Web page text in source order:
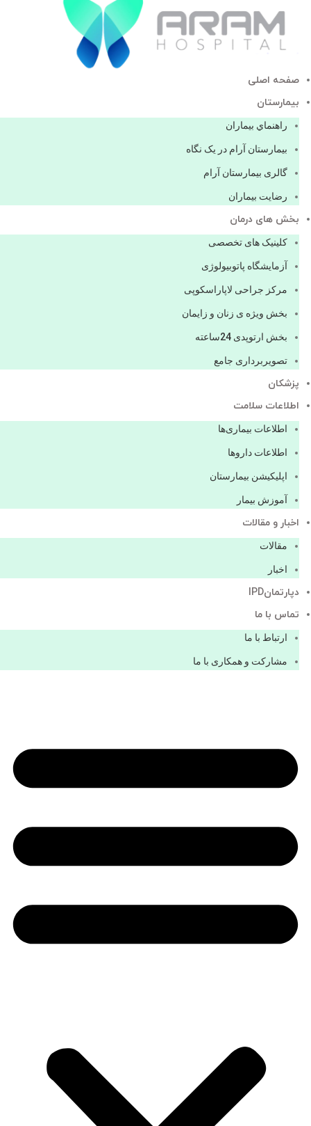
صفحه اصلی
بيمارستان
راهنماي بیماران
بیمارستان آرام در یک نگاه
گالری بیمارستان آرام
رضایت بیماران
بخش های درمان
کلینیک های تخصصی
آزمایشگاه پاتوبیولوژی
مرکز جراحی لاپاراسکوپی
بخش ویژه ی زنان و زایمان
بخش ارتوپدی 24ساعته
تصویربرداری جامع
پزشكان
اطلاعات سلامت
اطلاعات بیماری‌ها
اطلاعات دارو‌ها
اپليكيشن بيمارستان
آموزش بیمار
اخبار و مقالات
مقالات
اخبار
دپارتمانIPD
تماس با ما
ارتباط با ما
مشاركت و همكاری با ما